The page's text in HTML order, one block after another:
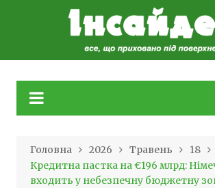
Головна 2026 Травень
18
Кредитна пастка на €196 млрд:
входить у небезпечну бюджетну